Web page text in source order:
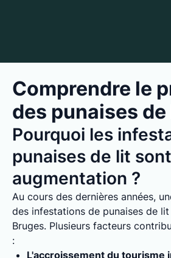
Comprendre le
des punaises
Pourquoi les
punaises de lit
augmentation ?
Au cours des dernières années,
des infestations de punaises de
Bruges. Plusieurs facteurs
:
L'accroissement du tourisme